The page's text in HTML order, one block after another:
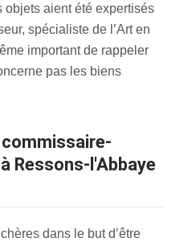
aient été expertisés
spécialiste de l’Art en
important de rappeler
pas les biens
Ressons-l'Abbaye
dans le but d’être